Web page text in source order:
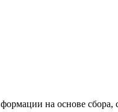
на основе сбора,